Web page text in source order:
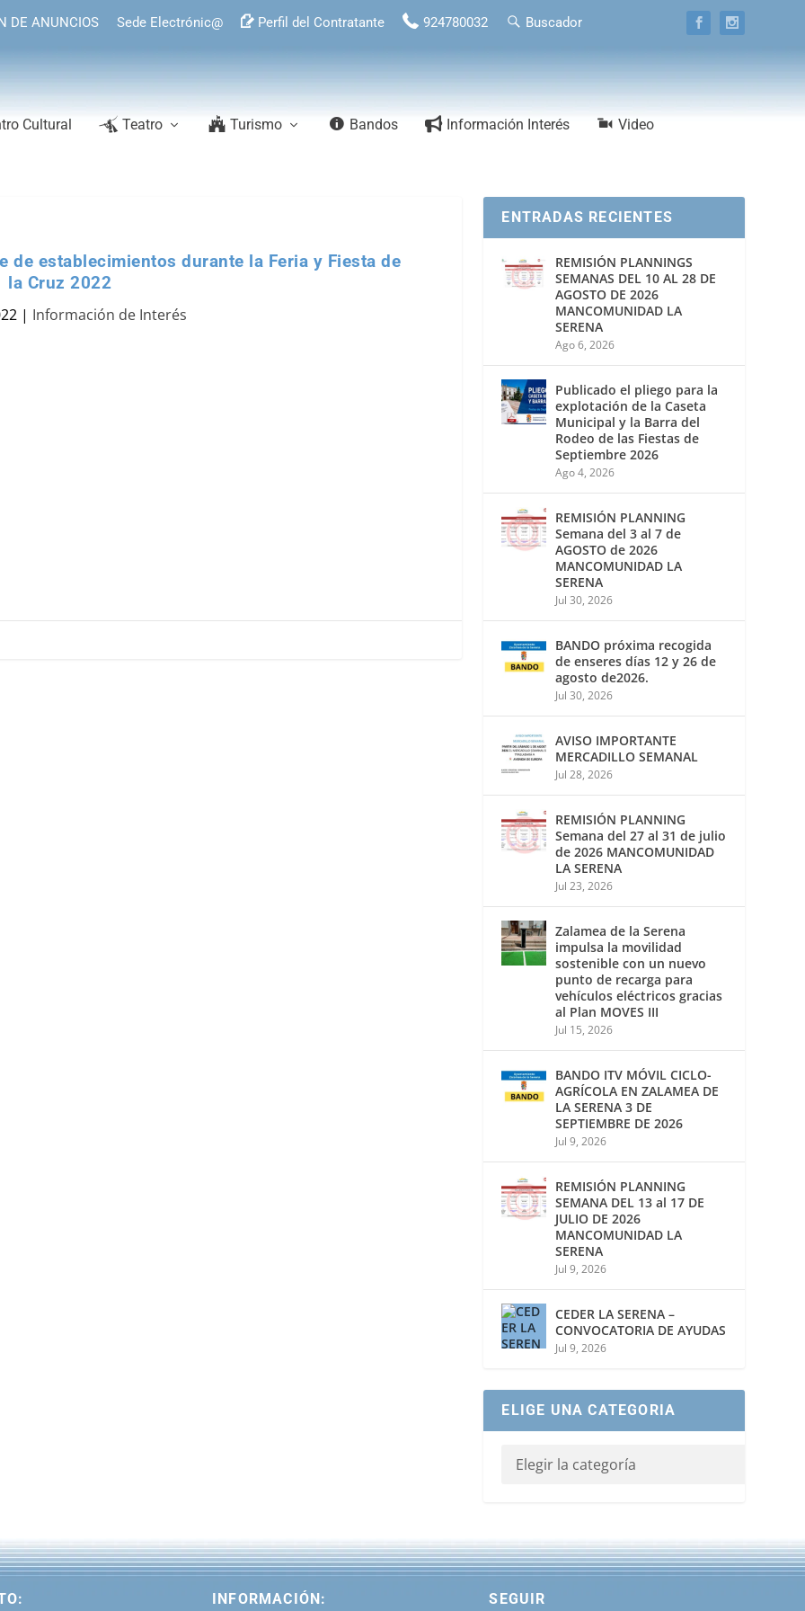
DE ANUNCIOS Sede Electrónic@ Perfil del Contratante 924780032 Buscador
Cultural Teatro Turismo Bandos Información Interés Video
de establecimientos durante la Feria y Fiesta de
la Cruz 2022
| Información de Interés
ENTRADAS RECIENTES
REMISIÓN PLANNINGS
SEMANAS DEL 10 AL 28 DE
AGOSTO DE 2026
MANCOMUNIDAD LA
SERENA
Ago 6, 2026
Publicado el pliego para la
explotación de la Caseta
Municipal y la Barra del
Rodeo de las Fiestas de
Septiembre 2026
Ago 4, 2026
REMISIÓN PLANNING
Semana del 3 al 7 de
AGOSTO de 2026
MANCOMUNIDAD LA
SERENA
Jul 30, 2026
BANDO próxima recogida
de enseres días 12 y 26 de
agosto de2026.
Jul 30, 2026
AVISO IMPORTANTE
MERCADILLO SEMANAL
Jul 28, 2026
REMISIÓN PLANNING
Semana del 27 al 31 de julio
de 2026 MANCOMUNIDAD
LA SERENA
Jul 23, 2026
Zalamea de la Serena
impulsa la movilidad
sostenible con un nuevo
punto de recarga para
vehículos eléctricos gracias
al Plan MOVES III
Jul 15, 2026
BANDO ITV MÓVIL CICLO-
AGRÍCOLA EN ZALAMEA DE
LA SERENA 3 DE
SEPTIEMBRE DE 2026
Jul 9, 2026
REMISIÓN PLANNING
SEMANA DEL 13 al 17 DE
JULIO DE 2026
MANCOMUNIDAD LA
SERENA
Jul 9, 2026
CEDER LA SERENA –
CONVOCATORIA DE AYUDAS
Jul 9, 2026
ELIGE UNA CATEGORIA
INFORMACIÓN: SEGUIR